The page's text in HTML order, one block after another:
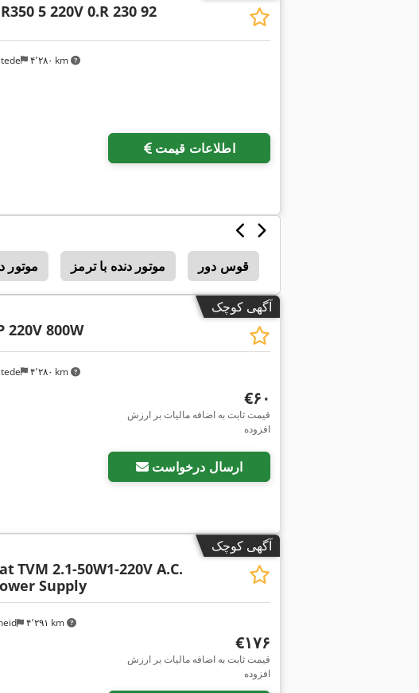
۴٬۲۸۰ km
R350 5 220V 0.R 230 92
اطلاعات قیمت
موتور موتور دنده با ترمز قوس دور
آگهی کوچک
۴٬۲۸۰ km
220V 800W
‎€۶۰
قیمت ثابت به اضافه مالیات بر ارزش
افزوده
ارسال درخواست
آگهی کوچک
۴٬۲۹۱ km
TVM 2.1-50W1-220V A.C.
Supply
‎€۱۷۶
قیمت ثابت به اضافه مالیات بر ارزش
افزوده